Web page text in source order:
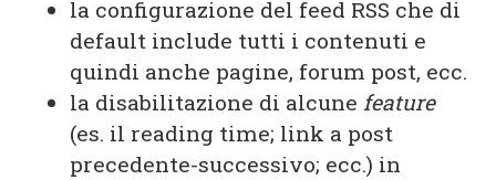
la configurazione del feed RSS che di
default include tutti i contenuti e
quindi anche pagine, forum post, ecc.
la disabilitazione di alcunefeature
(es. il reading time; link a post
precedente-successivo; ecc.) in